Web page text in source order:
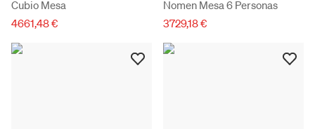
Cubio Mesa
4661,48 €
Nomen Mesa 6 Personas
3729,18 €